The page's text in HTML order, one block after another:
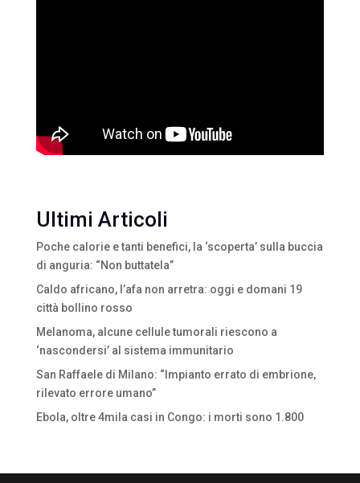
Ultimi Articoli
Poche calorie e tanti benefici, la ‘scoperta’ sulla buccia
di anguria: “Non buttatela”
Caldo africano, l’afa non arretra: oggi e domani 19
città bollino rosso
Melanoma, alcune cellule tumorali riescono a
‘nascondersi’ al sistema immunitario
San Raffaele di Milano: “Impianto errato di embrione,
rilevato errore umano”
Ebola, oltre 4mila casi in Congo: i morti sono 1.800